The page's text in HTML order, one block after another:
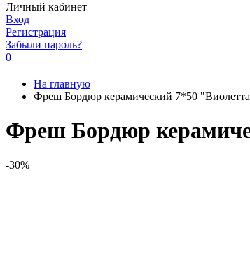
Личный кабинет
Вход
Регистрация
Забыли пароль?
0
На главную
Фреш Бордюр керамический 7*50
Фреш Бордюр
-30%